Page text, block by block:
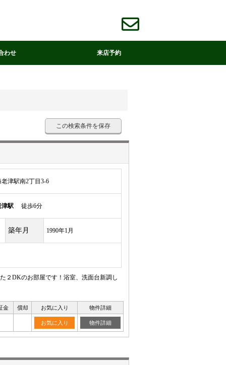
わせ 来店予約
この検索条件を保存
津駅南2丁目3-6
津駅 徒歩6分
築年月 1990年1月
２DKのお部屋です！浴室、洗面台新調し
金 償却 お気に入り 物件詳細
お気に入り 物件詳細